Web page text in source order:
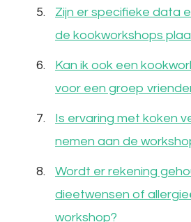
Zijn er specifieke data
de kookworkshops
Kan ik ook een
voor een groep
Is ervaring met koken
nemen aan de
Wordt er rekening
dieetwensen of
workshop?